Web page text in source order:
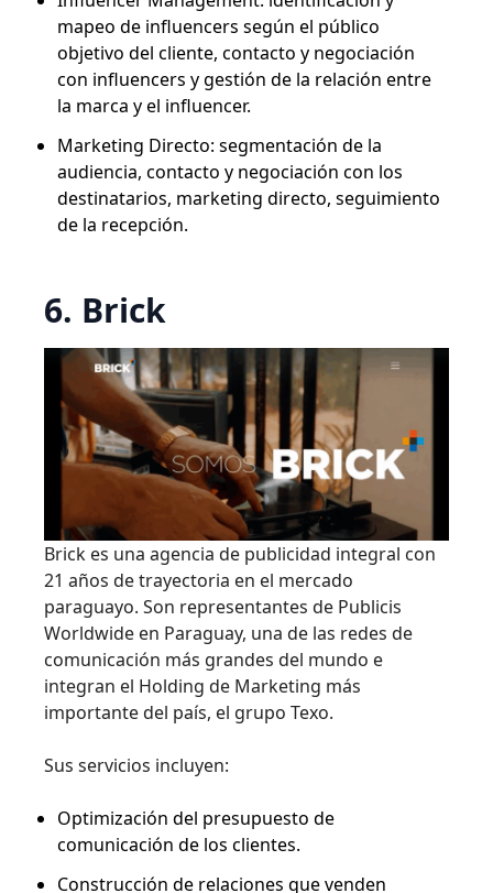
mapeo de influencers según el público
objetivo del cliente, contacto y negociación
con influencers y gestión de la relación entre
la marca y el influencer.
Marketing Directo: segmentación de la
audiencia, contacto y negociación con los
destinatarios, marketing directo, seguimiento
de la recepción.
6. Brick
Brick es una agencia de publicidad integral con
21 años de trayectoria en el mercado
paraguayo. Son representantes de Publicis
Worldwide en Paraguay, una de las redes de
comunicación más grandes del mundo e
integran el Holding de Marketing más
importante del país, el grupo Texo.
Sus servicios incluyen:
Optimización del presupuesto de
comunicación de los clientes.
Construcción de relaciones que venden